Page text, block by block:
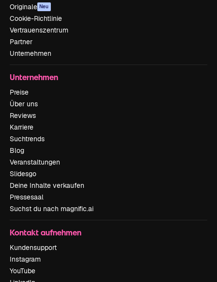
Originale Neu
Cookie-Richtlinie
Vertrauenszentrum
Partner
Unternehmen
Unternehmen
Preise
Über uns
Reviews
Karriere
Suchtrends
Blog
Veranstaltungen
Slidesgo
Deine Inhalte verkaufen
Pressesaal
Suchst du nach magnific.ai
Kontakt aufnehmen
Kundensupport
Instagram
YouTube